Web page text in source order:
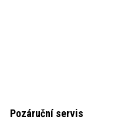
Pozáruční servis